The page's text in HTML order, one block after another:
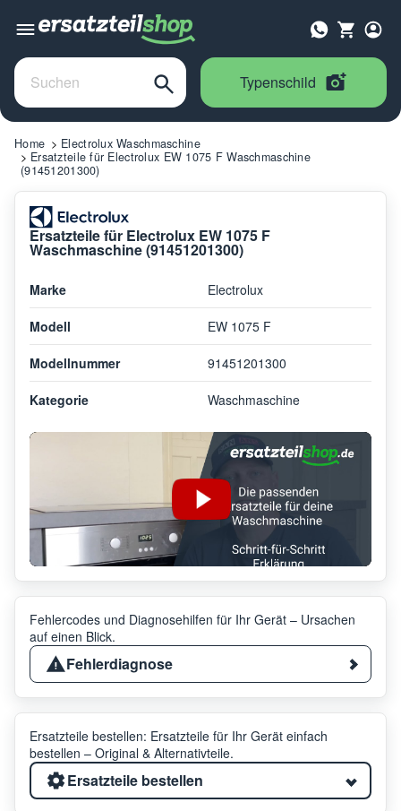
Typenschild
Home
Electrolux Waschmaschine
Ersatzteile für Electrolux EW 1075 F Waschmaschine
(91451201300)
Ersatzteile für Electrolux EW 1075 F
Waschmaschine (91451201300)
Marke Electrolux
Modell EW 1075 F
Modellnummer 91451201300
Kategorie Waschmaschine
Fehlercodes und Diagnosehilfen für Ihr Gerät – Ursachen
auf einen Blick.
Fehlerdiagnose
Ersatzteile bestellen: Ersatzteile für Ihr Gerät einfach
bestellen – Original & Alternativteile.
Ersatzteile bestellen